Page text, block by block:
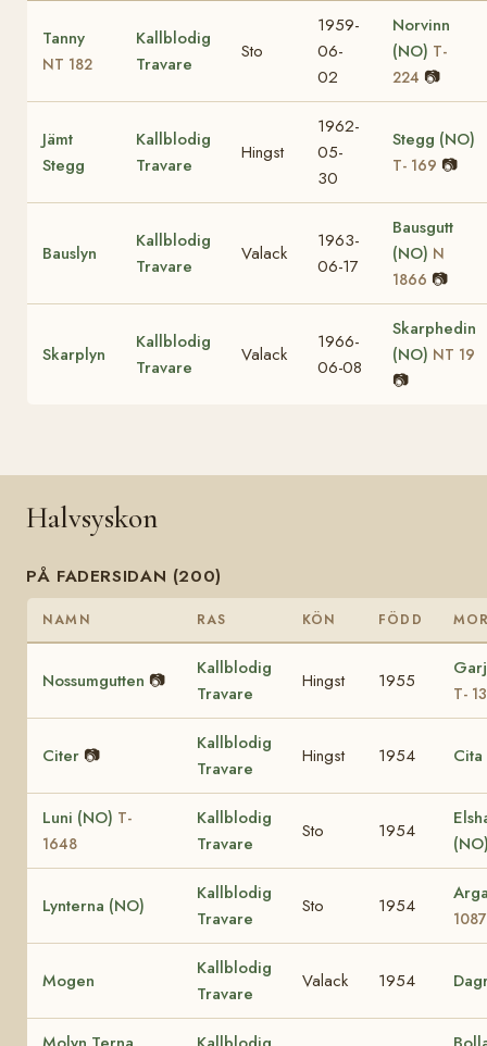
Tanny
NT 182
Kallblodig
Travare
Sto
1959-
06-
02
Norvinn
(NO) T-
224 📷
Jämt
Stegg
Kallblodig
Travare
Hingst
1962-
05-
30
Stegg (NO)
T- 169 📷
Bauslyn
Kallblodig
Travare
Valack
1963-
06-17
Bausgutt
(NO) N
1866 📷
Skarplyn
Kallblodig
Travare
Valack
1966-
06-08
Skarphedin
(NO) NT 19
📷
Halvsyskon
PÅ FADERSIDAN (200)
NAMN RAS KÖN FÖDD
Nossumgutten 📷
Kallblodig
Travare
Hingst 1955
T-
Citer 📷
Kallblodig
Travare
Hingst 1954 Cita
Luni (NO) T-
1648
Kallblodig
Travare
Sto 1954
Lynterna (NO)
Kallblodig
Travare
Sto 1954
1087
Mogen
Kallblodig
Travare
Valack 1954